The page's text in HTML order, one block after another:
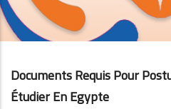
Documents Requis Pour
Étudier En Egypte